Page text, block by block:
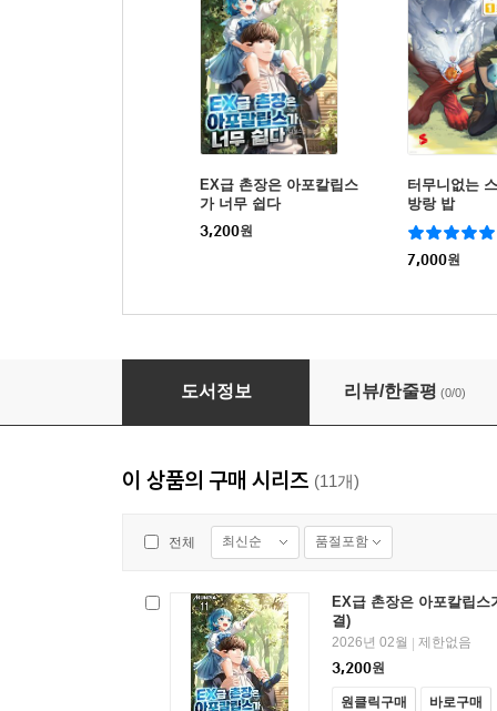
EX급 촌장은 아포칼립스
가 너무 쉽다
3,200원
터무니없는
방랑 밥
7,000원
EX급 촌장은 아포칼립스가 너무 쉽다 05권
도서정보 리뷰/한줄평 (0/0)
이 상품의 구매 시리즈 (11개)
전체 최신순 품절포함
EX급 촌장은 아포칼립스
결)
2026년 02월 | 제한없음
3,200원
원클릭구매 바로구매